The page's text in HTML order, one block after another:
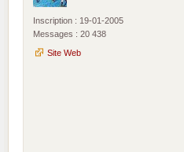
Inscription : 19-01-2005
Messages : 20 438
Site Web